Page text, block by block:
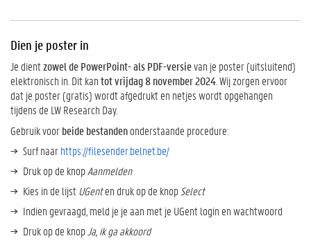
D
e
n
j
e
p
s
t
e
i
n
P
Dien je poster in
Je dientzowel de PowerPoint- als PDF-versievan je poster (uitsluitend)
elektronisch in. Dit kantot vrijdag 8 november 2024 . Wij zorgen ervoor
dat je poster (gratis) wordt afgedrukt en netjes wordt opgehangen
tijdens de LW Research Day.
Gebruik voorbeide bestandenonderstaande procedure:
Surf naarhttps://filesender.belnet.be/
Druk op de knopAanmelden
Kies in de lijst UGenten druk op de knop Select
Indien gevraagd, meld je je aan met je UGent login en wachtwoord
Druk op de knop Ja, ik ga akkoord